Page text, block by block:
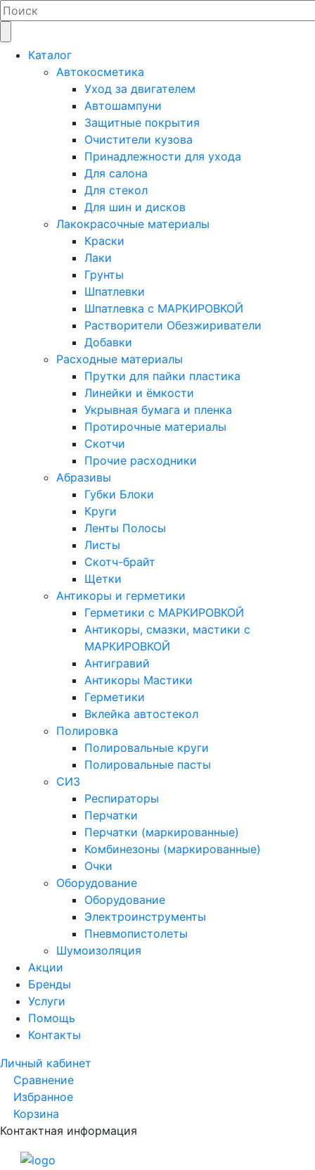
Каталог
Автокосметика
Уход за двигателем
Автошампуни
Защитные покрытия
Очистители кузова
Принадлежности для ухода
Для салона
Для стекол
Для шин и дисков
Лакокрасочные материалы
Краски
Лаки
Грунты
Шпатлевки
Шпатлевка с МАРКИРОВКОЙ
Растворители Обезжириватели
Добавки
Расходные материалы
Прутки для пайки пластика
Линейки и ёмкости
Укрывная бумага и пленка
Протирочные материалы
Скотчи
Прочие расходники
Абразивы
Губки Блоки
Круги
Ленты Полосы
Листы
Скотч-брайт
Щетки
Антикоры и герметики
Герметики с МАРКИРОВКОЙ
Антикоры, смазки, мастики с
МАРКИРОВКОЙ
Антигравий
Антикоры Мастики
Герметики
Вклейка автостекол
Полировка
Полировальные круги
Полировальные пасты
СИЗ
Респираторы
Перчатки
Перчатки (маркированные)
Комбинезоны (маркированные)
Очки
Оборудование
Оборудование
Электроинструменты
Пневмопистолеты
Шумоизоляция
Акции
Бренды
Услуги
Помощь
Контакты
Личный кабинет
Сравнение
Избранное
Корзина
Контактная информация